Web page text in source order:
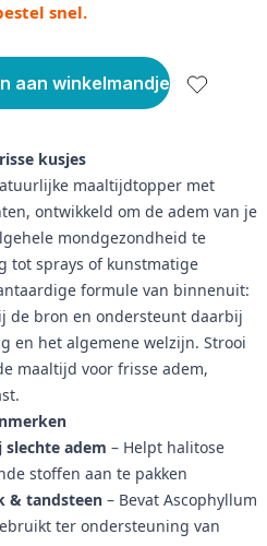
snel.
aan winkelmandje
kusjes
maaltijdtopper met
ontwikkeld om de adem van je
mondgezondheid te
tot sprays of kunstmatige
formule van binnenuit:
de bron en ondersteunt daarbij
en het algemene welzijn. Strooi
maaltijd voor frisse adem,
adem – Helpt halitose
stoffen aan te pakken
& tandsteen – Bevat Ascophyllum
ter ondersteuning van